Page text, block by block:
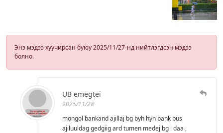
Энэ мэдээ хуучирсан буюу 2025/11/27-нд нийтлэгдсэн мэдээ
болно.
UB emegtei
2025/11/28
mongol bankand ajillaj bg byh hyn bank bus
ajiluuldag gedgiig ard tumen medej bg l daa ,